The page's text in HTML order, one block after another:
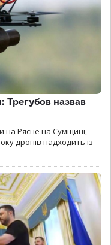
Трегубов назвав
на Рясне на Сумщині,
дронів надходить із